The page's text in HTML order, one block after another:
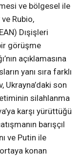
ve bölgesel ile
Rubio,
Dışişleri
görüşme
açıklamasına
yanı sıra farklı
Ukrayna’daki son
silahlanma
karşı yürüttüğü
barışçıl
ve Putin ile
konan